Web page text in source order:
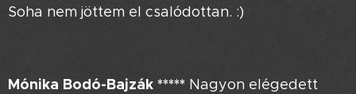
Soha nem jöttem el csalódottan. :)
Mónika Bodó-Bajzák ***** Nagyon elégedett